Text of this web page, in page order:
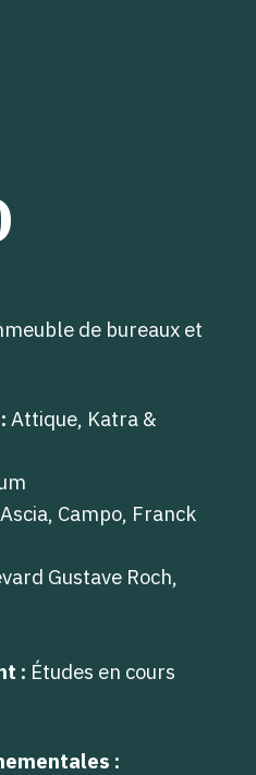
de bureaux et
Attique, Katra &
Ascia, Campo, Franck
Gustave Roch,
: Études en cours
: